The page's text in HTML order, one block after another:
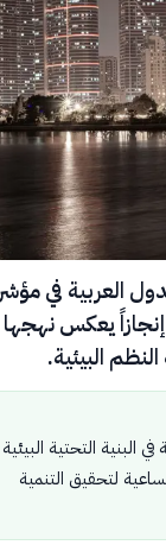
في مؤشر
محققة إنجازاً يعكس نهجها
التحتية البيئية
التنمية